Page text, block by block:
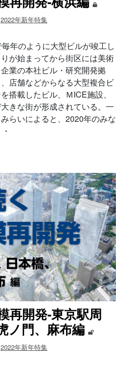
2022年新年特集
毎年のように大型ビルが竣工し
が始まってから街区には美術
業の本社ビル・研究開発拠
店舗などからなる大型複合ビ
搭載したビル、ＭICE施設、
きな街が形成されている。一
らいによると、2020年のみな
再開発-東京駅周
ノ門、麻布編
2022年新年特集